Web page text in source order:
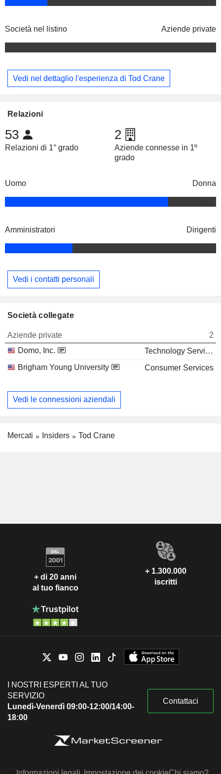
Società nel listino Aziende private
Vedi nel dettaglio l'esperienza di Tod Crane
Relazioni
53
Relazioni di 1° grado
2
Aziende connesse in 1º
grado
Uomo Donna
Amministratori Dirigenti
Vedi i contatti personali
Società collegate
Aziende private
2
Domo, Inc.
Technology Services
Brigham Young University
Consumer Services
Vedi le connessioni aziendali
Mercati Insiders Tod Crane
+ di 20 anni
al tuo fianco
+ 1.300.000
iscritti
I NOSTRI ESPERTI AL TUO
SERVIZIO
Lunedì-Venerdì 09:00-12:00/14:00-
18:00
Contattaci